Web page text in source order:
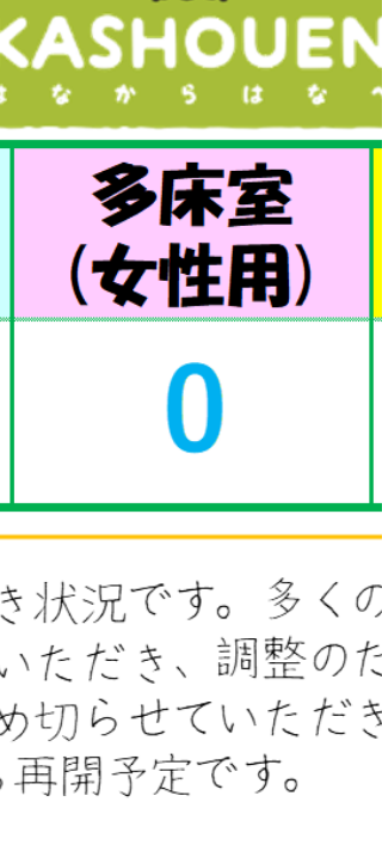
その他、詳細は添付のPDFファイルに記載してい
ますのでご覧ください。